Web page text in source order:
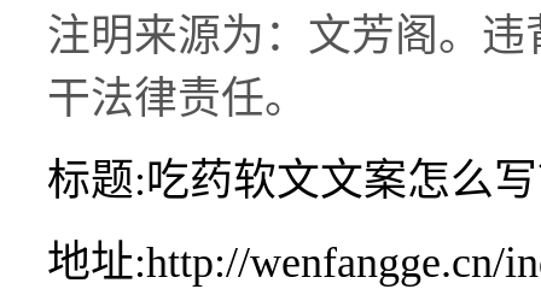
注明来源为：文芳阁。
干法律责任。
标题:吃药软文文案怎么
地址:http://wenfangge.cn/